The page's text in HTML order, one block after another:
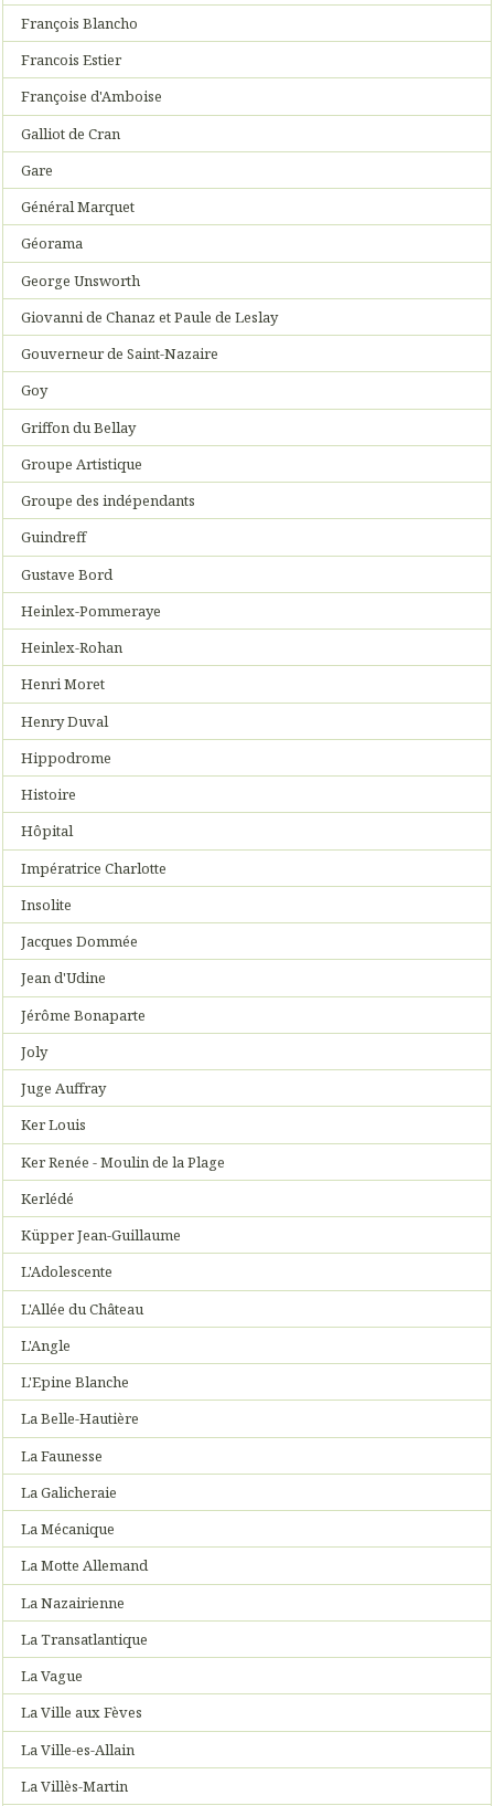
François Blancho
Francois Estier
Françoise d'Amboise
Galliot de Cran
Gare
Général Marquet
Géorama
George Unsworth
Giovanni de Chanaz et Paule de Leslay
Gouverneur de Saint-Nazaire
Goy
Griffon du Bellay
Groupe Artistique
Groupe des indépendants
Guindreff
Gustave Bord
Heinlex-Pommeraye
Heinlex-Rohan
Henri Moret
Henry Duval
Hippodrome
Histoire
Hôpital
Impératrice Charlotte
Insolite
Jacques Dommée
Jean d'Udine
Jérôme Bonaparte
Joly
Juge Auffray
Ker Louis
Ker Renée - Moulin de la Plage
Kerlédé
Küpper Jean-Guillaume
L'Adolescente
L'Allée du Château
L'Angle
L'Epine Blanche
La Belle-Hautière
La Faunesse
La Galicheraie
La Mécanique
La Motte Allemand
La Nazairienne
La Transatlantique
La Vague
La Ville aux Fèves
La Ville-es-Allain
La Villès-Martin